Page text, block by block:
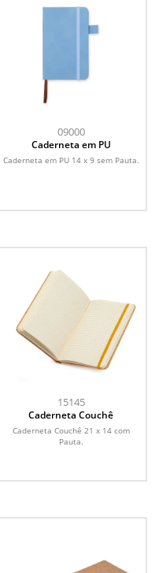
09000
Caderneta em PU
Caderneta em PU 14 x 9 sem Pauta.
15145
Caderneta Couchê
Caderneta Couchê 21 x 14 com
Pauta.